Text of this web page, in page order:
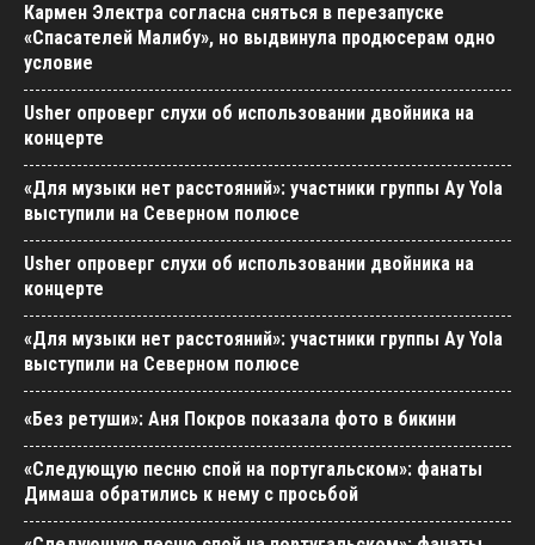
Кармен Электра согласна сняться в перезапуске
«Спасателей Малибу», но выдвинула продюсерам одно
условие
Usher опроверг слухи об использовании двойника на
концерте
«Для музыки нет расстояний»: участники группы Ay Yola
выступили на Северном полюсе
Usher опроверг слухи об использовании двойника на
концерте
«Для музыки нет расстояний»: участники группы Ay Yola
выступили на Северном полюсе
«Без ретуши»: Аня Покров показала фото в бикини
«Следующую песню спой на португальском»: фанаты
Димаша обратились к нему с просьбой